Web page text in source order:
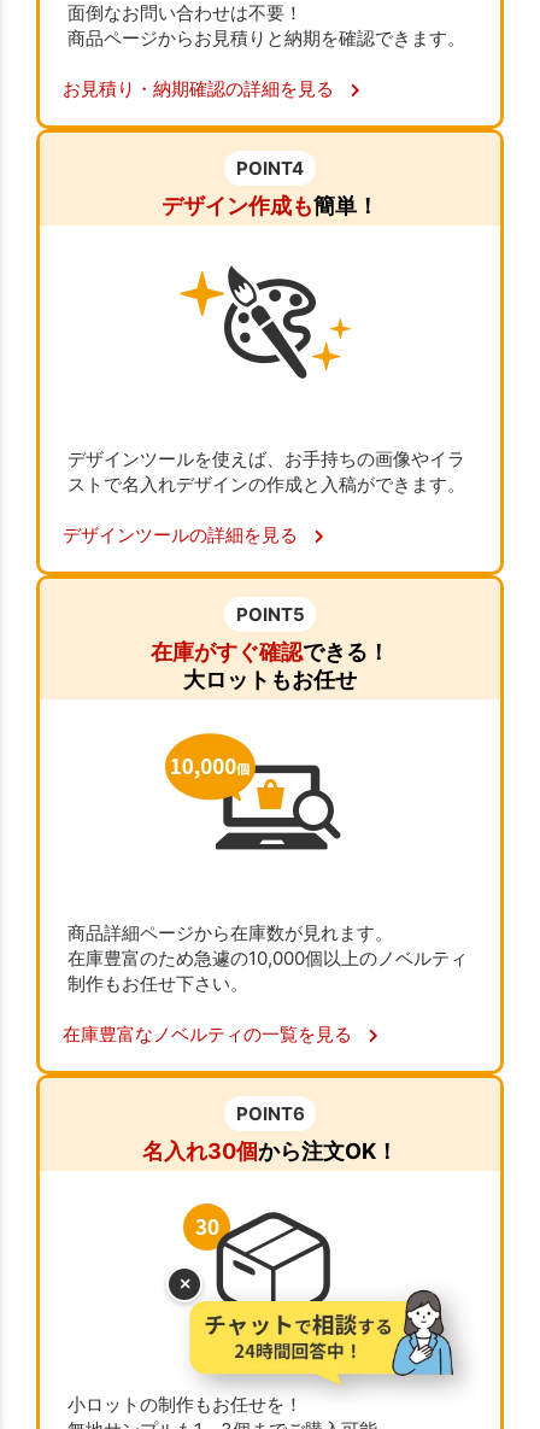
面倒なお問い合わせは不要！
商品ページからお見積りと納期を確認できます。
お見積り・納期確認の詳細を見る
POINT4
デザイン作成も簡単！
デザインツールを使えば、お手持ちの画像やイラ
ストで名入れデザインの作成と入稿ができます。
デザインツールの詳細を見る
POINT5
在庫がすぐ確認できる！
大ロットもお任せ
商品詳細ページから在庫数が見れます。
在庫豊富のため急遽の10,000個以上のノベルティ
制作もお任せ下さい。
在庫豊富なノベルティの一覧を見る
POINT6
名入れ30個から注文OK！
小ロットの制作もお任せを！
×